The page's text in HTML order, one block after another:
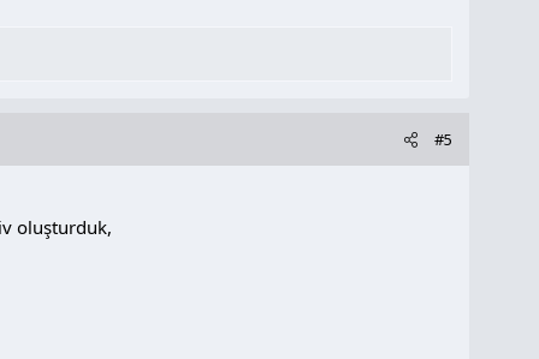
#5
oluşturduk,